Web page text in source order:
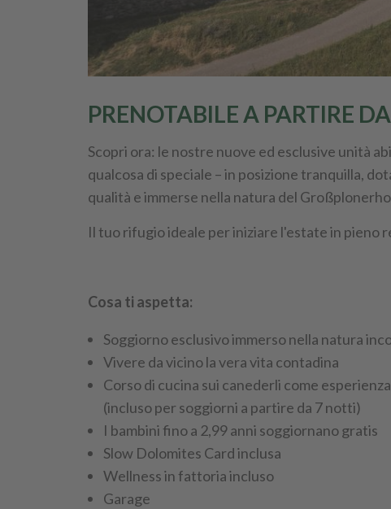
PRENOTABILE A PARTIRE
Scopri ora: le nostre nuove ed esclusive unità
qualcosa di speciale – in posizione tranquilla,
qualità e immerse nella natura del
Il tuo rifugio ideale per iniziare l'estate in pieno
Cosa ti aspetta:
Soggiorno esclusivo immerso nella natura
Vivere da vicino la vera vita contadina
Corso di cucina sui canederli come
(incluso per soggiorni a partire da 7 notti)
I bambini fino a 2,99 anni soggiornano gratis
Slow Dolomites Card inclusa
Wellness in fattoria incluso
Garage